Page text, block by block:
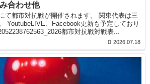
合わせ他
て都市対抗戦が開催されます。 関東代表は三
YoutubeLIVE、Facebook更新も予定しており
都市対抗戦対戦表...
2026.07.18